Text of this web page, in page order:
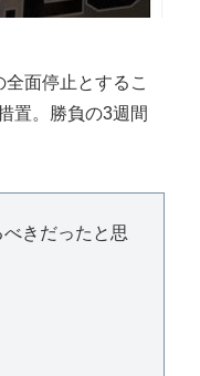
面停止とするこ
置。勝負の3週間
きだったと思